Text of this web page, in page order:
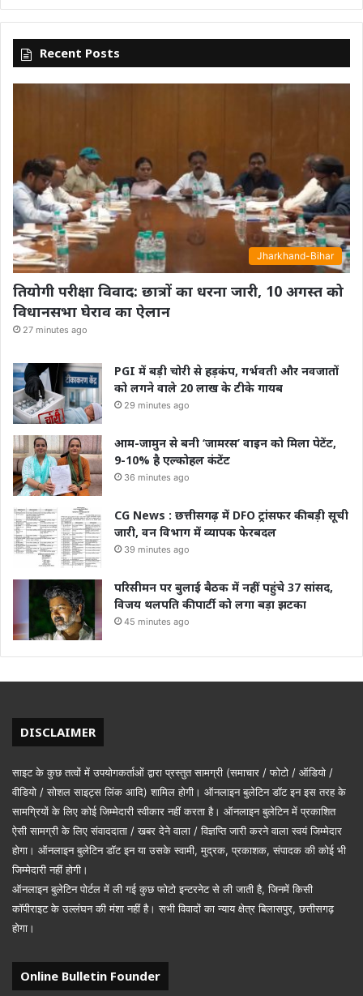
Recent Posts
Jharkhand-Bihar
तियोगी परीक्षा विवाद: छात्रों का धरना जारी, 10 अगस्त को
विधानसभा घेराव का ऐलान
27 minutes ago
PGI में बड़ी चोरी से हड़कंप, गर्भवती और नवजातों
को लगने वाले 20 लाख के टीके गायब
29 minutes ago
आम-जामुन से बनी ‘जामरस’ वाइन को मिला पेटेंट,
9-10% है एल्कोहल कंटेंट
36 minutes ago
CG News : छत्तीसगढ़ में DFO ट्रांसफर की बड़ी सूची
जारी, वन विभाग में व्यापक फेरबदल
39 minutes ago
परिसीमन पर बुलाई बैठक में नहीं पहुंचे 37 सांसद,
विजय थलपति की पार्टी को लगा बड़ा झटका
45 minutes ago
DISCLAIMER
साइट के कुछ तत्वों में उपयोगकर्ताओं द्वारा प्रस्तुत सामग्री (समाचार / फोटो / ऑडियो /
वीडियो / सोशल साइट्स लिंक आदि) शामिल होगी। ऑनलाइन बुलेटिन डॉट इन इस तरह के
सामग्रियों के लिए कोई जिम्मेदारी स्वीकार नहीं करता है। ऑनलाइन बुलेटिन में प्रकाशित
ऐसी सामग्री के लिए संवाददाता / खबर देने वाला / विज्ञप्ति जारी करने वाला स्वयं जिम्मेदार
होगा। ऑनलाइन बुलेटिन डॉट इन या उसके स्वामी, मुद्रक, प्रकाशक, संपादक की कोई भी
जिम्मेदारी नहीं होगी।
ऑनलाइन बुलेटिन पोर्टल में ली गई कुछ फोटो इन्टरनेट से ली जाती है, जिनमें किसी
कॉपीराइट के उल्लंघन की मंशा नहीं है। सभी विवादों का न्याय क्षेत्र बिलासपुर, छत्तीसगढ़
होगा।
Online Bulletin Founder